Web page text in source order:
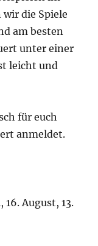
die Spiele
am besten
unter einer
leicht und
für euch
anmeldet.
16. August, 13.